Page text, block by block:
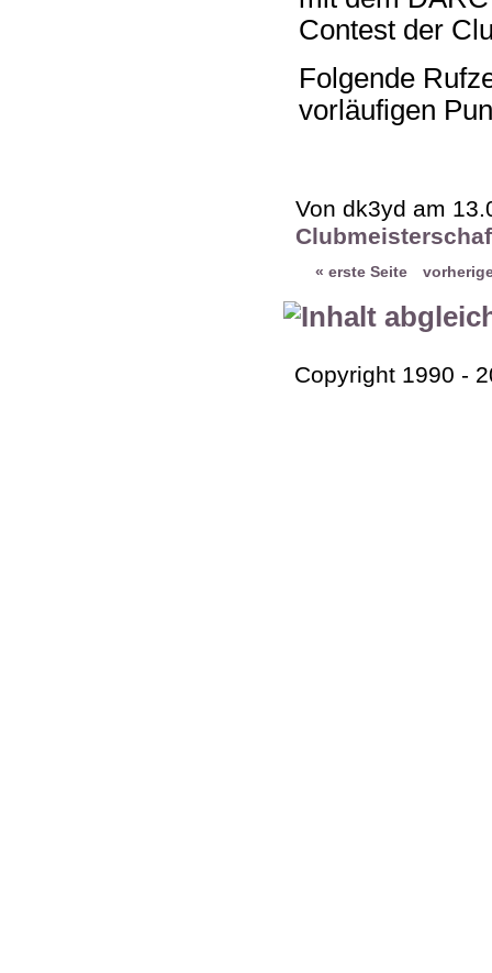
Contest der
Folgende
vorläufigen
Von dk3yd am
« erste Seite
Copyright 1990 -